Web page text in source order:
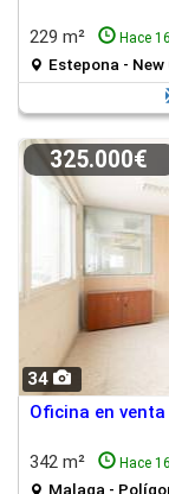
229 m² Hace
Estepona - New
34
325.000€
Oficina en
342 m² Hace
Malaga -